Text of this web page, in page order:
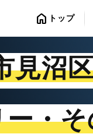
home トップ
見沼
・